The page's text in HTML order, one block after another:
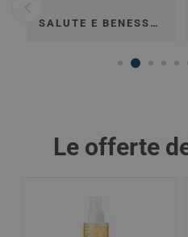
SALUTE E BENESSERE
Le offerte